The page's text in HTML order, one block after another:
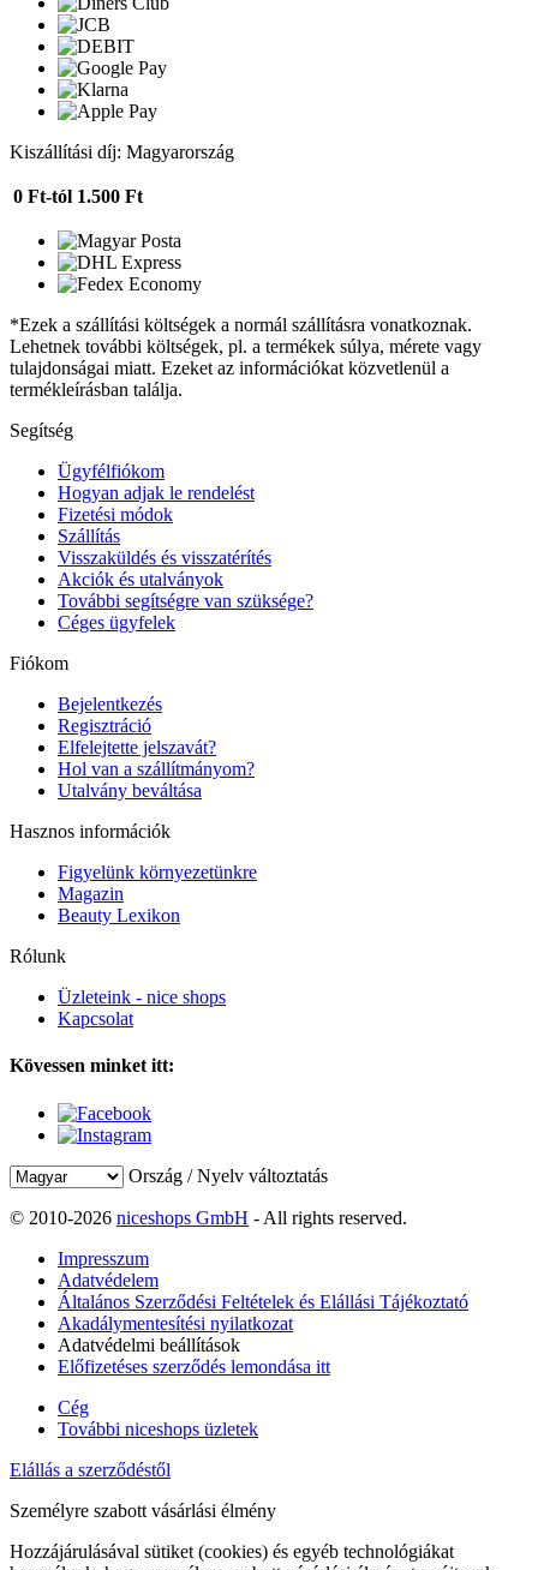
Kiszállítási díj: Magyarország
0 Ft-tól 1.500 Ft
*Ezek a szállítási költségek a normál szállításra vonatkoznak.
Lehetnek további költségek, pl. a termékek súlya, mérete vagy
tulajdonságai miatt. Ezeket az információkat közvetlenül a
termékleírásban találja.
Segítség
Ügyfélfiókom
Hogyan adjak le rendelést
Fizetési módok
Szállítás
Visszaküldés és visszatérítés
Akciók és utalványok
További segítségre van szüksége?
Céges ügyfelek
Fiókom
Bejelentkezés
Regisztráció
Elfelejtette jelszavát?
Hol van a szállítmányom?
Utalvány beváltása
Hasznos információk
Figyelünk környezetünkre
Magazin
Beauty Lexikon
Rólunk
Üzleteink - nice shops
Kapcsolat
Kövessen minket itt:
Ország / Nyelv változtatás
© 2010-2026 niceshops GmbH - All rights reserved.
Impresszum
Adatvédelem
Általános Szerződési Feltételek és Elállási Tájékoztató
Akadálymentesítési nyilatkozat
Adatvédelmi beállítások
Előfizetéses szerződés lemondása itt
Cég
További niceshops üzletek
Elállás a szerződéstől
Személyre szabott vásárlási élmény
Hozzájárulásával sütiket (cookies) és egyéb technológiákat